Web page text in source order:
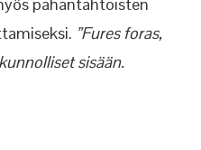
”Fures foras,
sisään.